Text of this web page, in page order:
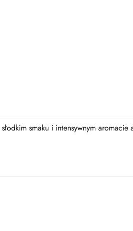
smaku i intensywnym aromacie